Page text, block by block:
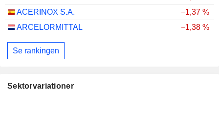
ACERINOX S.A.
−1,37 %
ARCELORMITTAL
−1,38 %
Se rankingen
Sektorvariationer